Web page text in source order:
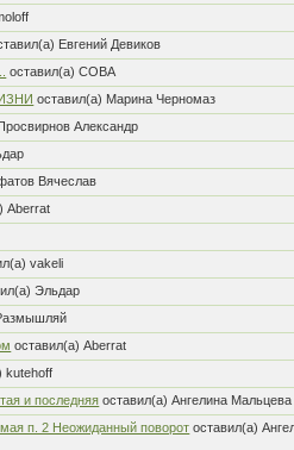
Евгений Девиков
оставил(а) СОВА
оставил(а) Марина Черномаз
Александр
Вячеслав
Aberrat
vakeli
Эльдар
оставил(а) Aberrat
kutehoff
и последняя оставил(а) Ангелина Мальцева
п. 2 Неожиданный поворот оставил(а)